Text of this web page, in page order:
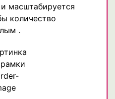
масштабируется
количество
.